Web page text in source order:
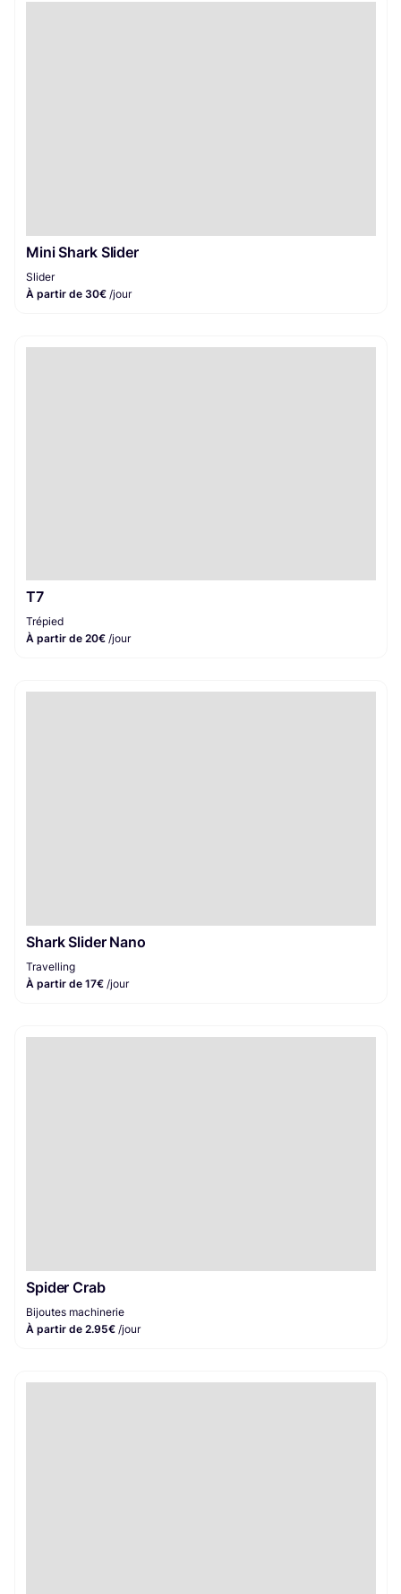
Mini Shark Slider
Slider
À partir de 30€ /jour
T7
Trépied
À partir de 20€ /jour
Shark Slider Nano
Travelling
À partir de 17€ /jour
Spider Crab
Bijoutes machinerie
À partir de 2.95€ /jour